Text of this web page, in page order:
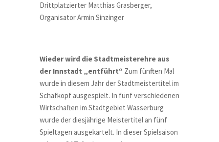
Drittplatzierter Matthias Grasberger,
Organisator Armin Sinzinger
Wieder wird die Stadtmeisterehre aus
der Innstadt „entführt“ Zum fünften Mal
wurde in diesem Jahr der Stadtmeistertitel im
Schafkopf ausgespielt. In fünf verschiedenen
Wirtschaften im Stadtgebiet Wasserburg
wurde der diesjährige Meistertitel an fünf
Spieltagen ausgekartelt. In dieser Spielsaison